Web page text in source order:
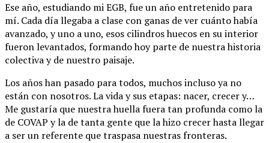
Ese año, estudiando mi EGB, fue un año entretenido para
mí. Cada día llegaba a clase con ganas de ver cuánto había
avanzado, y uno a uno, esos cilindros huecos en su interior
fueron levantados, formando hoy parte de nuestra historia
colectiva y de nuestro paisaje.
Los años han pasado para todos, muchos incluso ya no
están con nosotros. La vida y sus etapas: nacer, crecer y…
Me gustaría que nuestra huella fuera tan profunda como la
de COVAP y la de tanta gente que la hizo crecer hasta llegar
a ser un referente que traspasa nuestras fronteras.